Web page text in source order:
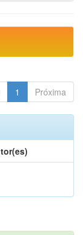
1 Próxima